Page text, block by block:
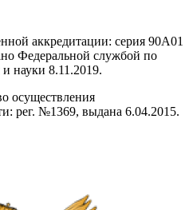
аккредитации: серия 90А01
Федеральной службой по
и науки 8.11.2019.
осуществления
рег. №1369, выдана 6.04.2015.